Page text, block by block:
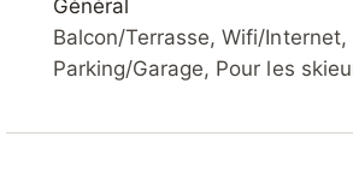
Général
Balcon/Terrasse, Wifi/Internet,
Parking/Garage, Pour les